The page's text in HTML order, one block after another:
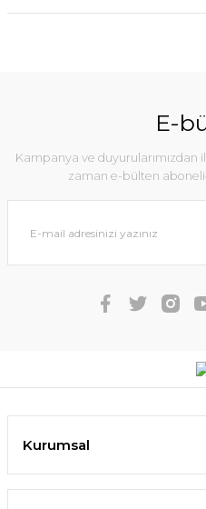
E-
Kampanya ve duyurularımızdan
zaman e-bülten
Kurumsal